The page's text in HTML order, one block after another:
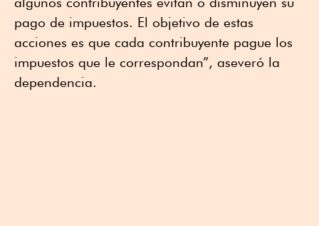
pago de impuestos. El objetivo de estas
acciones es que cada contribuyente pague los
impuestos que le correspondan”, aseveró la
dependencia.